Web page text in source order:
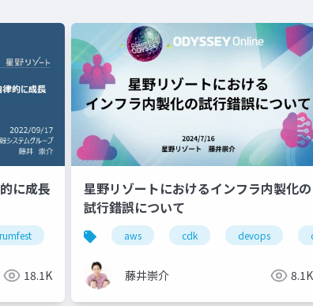
に成長
mikawa team manager
18.1K
星野リゾートにおけるインフラ内製化の
試行錯誤について
aws cdk devops
藤井崇介 8.1K